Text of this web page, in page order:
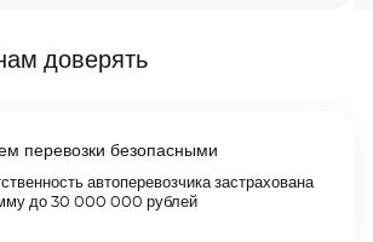
доверять
перевозки безопасными
автоперевозчика застрахована
до 30 000 000 рублей